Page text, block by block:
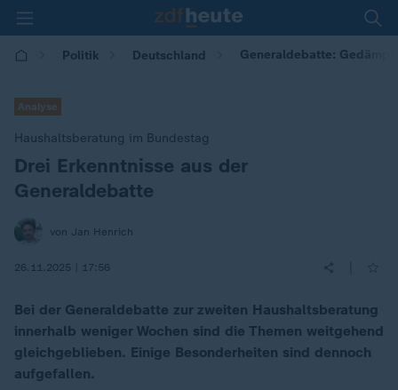
Politik Deutschland Generaldebatte:
Analyse
Haushaltsberatung im Bundestag
:Drei Erkenntnisse aus der
Generaldebatte
von Jan Henrich
26.11.2025 | 17:56
Bei der Generaldebatte zur zweiten Haushaltsberatung
innerhalb weniger Wochen sind die Themen weitgehend
gleichgeblieben. Einige Besonderheiten sind dennoch
aufgefallen.